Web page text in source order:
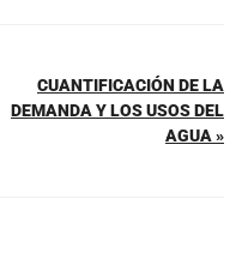
CUANTIFICACIÓN DE LA
DEMANDA Y LOS USOS DEL
AGUA »